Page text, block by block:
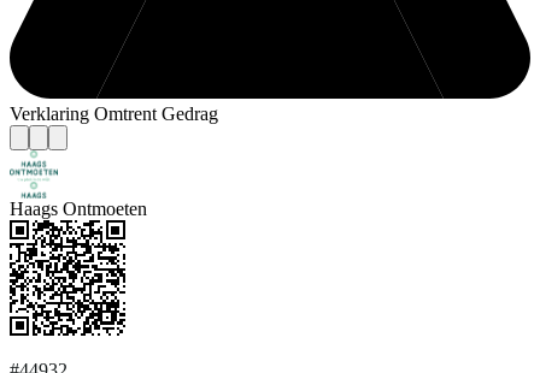
Verklaring Omtrent Gedrag
Haags Ontmoeten